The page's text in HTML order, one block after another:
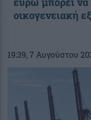
οικογενειακή
19:39, 7 Αυγούστου